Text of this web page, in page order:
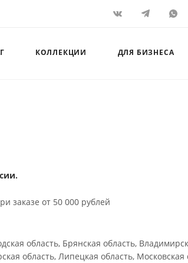
КОЛЛЕКЦИИ ДЛЯ БИЗНЕСА
заказе от 50 000 рублей
область, Брянская область,
область, Липецкая область,